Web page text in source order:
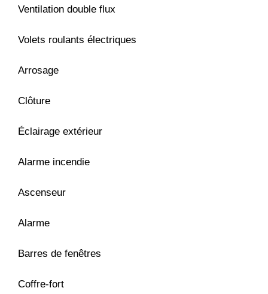
Ventilation double flux
Volets roulants électriques
Arrosage
Clôture
Éclairage extérieur
Alarme incendie
Ascenseur
Alarme
Barres de fenêtres
Coffre-fort